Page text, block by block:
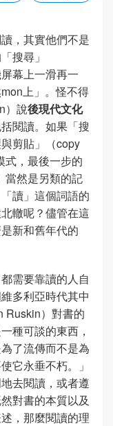
，其實他們不是
搜尋」
幕上一滑再一
上」。怪不得
）說後現代文化
閱讀。如果「搜
剪貼」（copy
式，最後一步的
當然是另類的記
讀」這個詞語的
轍呢？儘管在這
新和舊年代的
需要靠讀的人自
多利亞時代其中
Ruskin）對書的
種可談的東西，
了流傳而不是為
永垂不朽。」
去閱讀，或者遵
對書的本質以及
，那麼閱讀的理